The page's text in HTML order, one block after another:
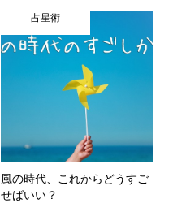
占星術
風の時代、これからどうすご
せばいい？